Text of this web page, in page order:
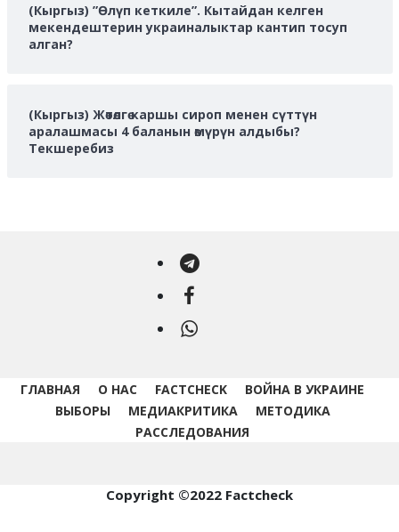
(Кыргыз) ”Өлүп кеткиле”. Кытайдан келген
мекендештерин украиналыктар кантип тосуп
алган?
(Кыргыз) Жөтөлгө каршы сироп менен сүттүн
аралашмасы 4 баланын өмүрүн алдыбы?
Текшеребиз
Telegram
Facebook
WhatsApp
ГЛАВНАЯ О НАС FACTCHECK
ВОЙНА В УКРАИНЕ
ВЫБОРЫ
МЕДИАКРИТИКА
МЕТОДИКА
РАССЛЕДОВАНИЯ
Copyright ©2022 Factcheck